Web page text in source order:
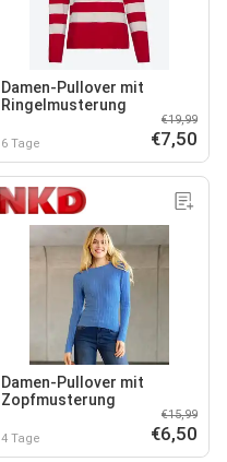
Damen-Pullover mit
Ringelmusterung
6 Tage
€19,99
€7,50
Damen-Pullover mit
Zopfmusterung
4 Tage
€15,99
€6,50